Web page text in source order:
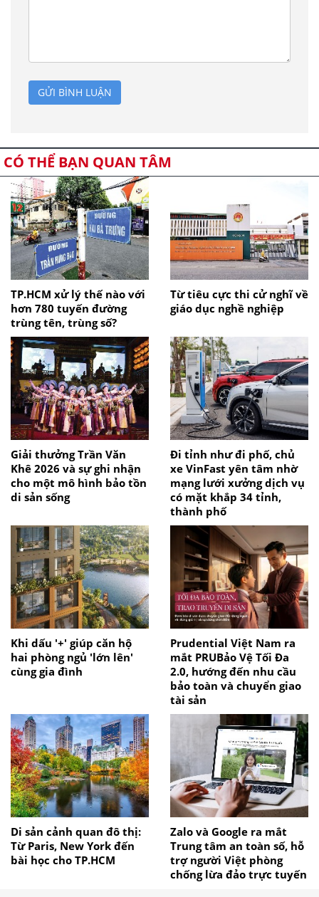
GỬI BÌNH LUẬN
CÓ THỂ BẠN QUAN TÂM
TP.HCM xử lý thế nào với
hơn 780 tuyến đường
trùng tên, trùng số?
Từ tiêu cực thi cử nghĩ về
giáo dục nghề nghiệp
Giải thưởng Trần Văn
Khê 2026 và sự ghi nhận
cho một mô hình bảo tồn
di sản sống
Đi tỉnh như đi phố, chủ
xe VinFast yên tâm nhờ
mạng lưới xưởng dịch vụ
có mặt khắp 34 tỉnh,
thành phố
Khi dấu '+' giúp căn hộ
hai phòng ngủ 'lớn lên'
cùng gia đình
Prudential Việt Nam ra
mắt PRUBảo Vệ Tối Đa
2.0, hướng đến nhu cầu
bảo toàn và chuyển giao
tài sản
Di sản cảnh quan đô thị:
Từ Paris, New York đến
bài học cho TP.HCM
Zalo và Google ra mắt
Trung tâm an toàn số, hỗ
trợ người Việt phòng
chống lừa đảo trực tuyến